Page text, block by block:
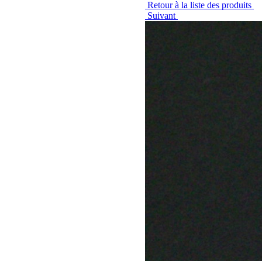
Retour à la liste des produits
Suivant